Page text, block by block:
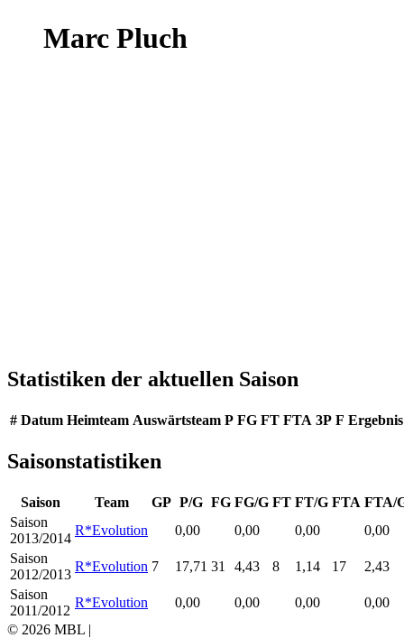
Marc Pluch
Statistiken der aktuellen Saison
# Datum Heimteam Auswärtsteam P FG FT FTA 3P F Ergebnis
Saisonstatistiken
Saison Team GP P/G FG FG/G FT FT/G FTA FTA/
Saison
2013/2014
R*Evolution 0,00 0,00 0,00
0,00
Saison
2012/2013
R*Evolution 7 17,71 31 4,43 8 1,14 17
2,43
Saison
2011/2012
R*Evolution 0,00 0,00 0,00
0,00
© 2026 MBL |